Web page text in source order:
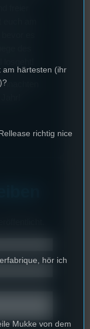
freier
am
des
am härtesten (ihr
richtig nice
hör ich
Mukke von dem